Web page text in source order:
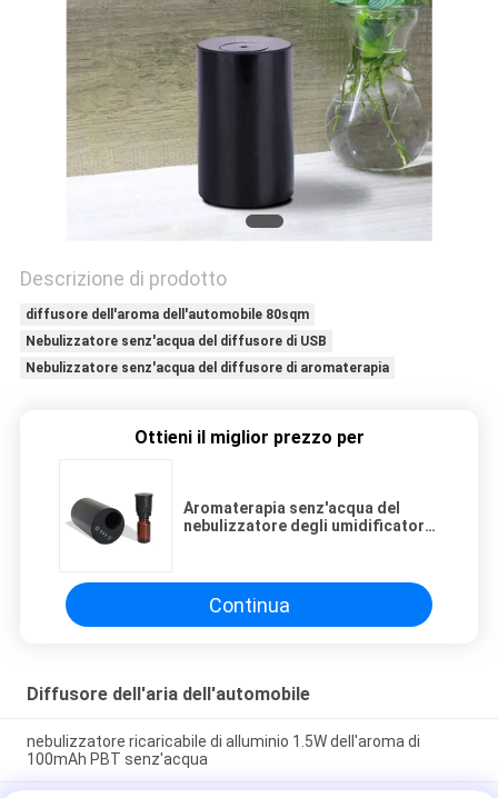
Descrizione di prodotto
diffusore dell'aroma dell'automobile 80sqm
Nebulizzatore senz'acqua del diffusore di USB
Nebulizzatore senz'acqua del diffusore di aromaterapia
Ottieni il miglior prezzo per
Aromaterapia senz'acqua del
nebulizzatore degli umidificatori
Continua
Diffusore dell'aria dell'automobile
nebulizzatore ricaricabile di alluminio 1.5W dell'aroma di
100mAh PBT senz'acqua